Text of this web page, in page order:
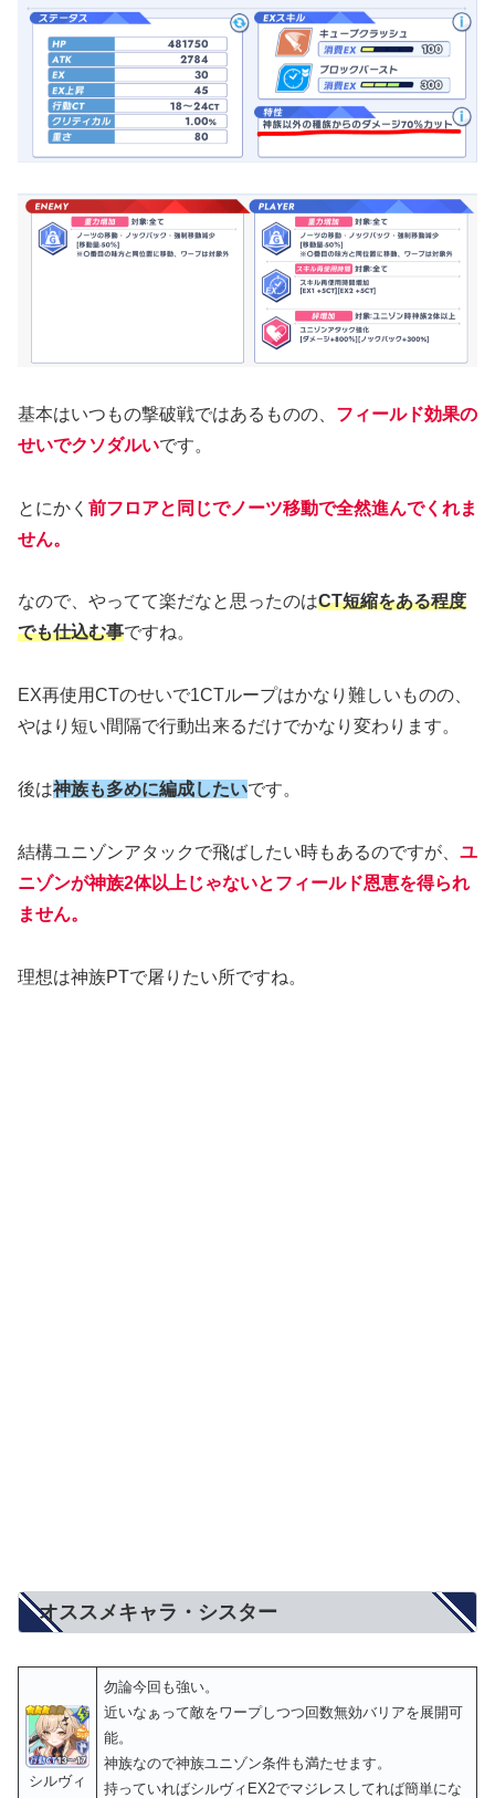
基本はいつもの撃破戦ではあるものの、 フィールド効果の
せいでクソダルいです。
とにかく 前フロアと 同じでノーツ移動で全然進んでくれま
せん。
なので、やってて楽だなと思ったのはCT短縮をある程度
でも仕込む事ですね。
EX再使用CTのせいで1CTループはかなり難しいものの、
やはり短い間隔で行動出来るだけでかなり変わります。
後は神族も多めに編成したいです。
結構ユニゾンアタックで飛ばしたい時もあるのですが、 ユ
ニゾンが神族2体以上じゃないとフィールド恩恵を得られ
ません。
理想は神族PTで屠りたい所ですね。
オススメキャラ・シスター
シルヴィ
勿論今回も強い。
近いなぁって敵をワープしつつ回数無効バリアを展開可
能。
神族なので神族ユニゾン条件も満たせます。
持っていればシルヴィEX2でマジレスしてれば簡単にな